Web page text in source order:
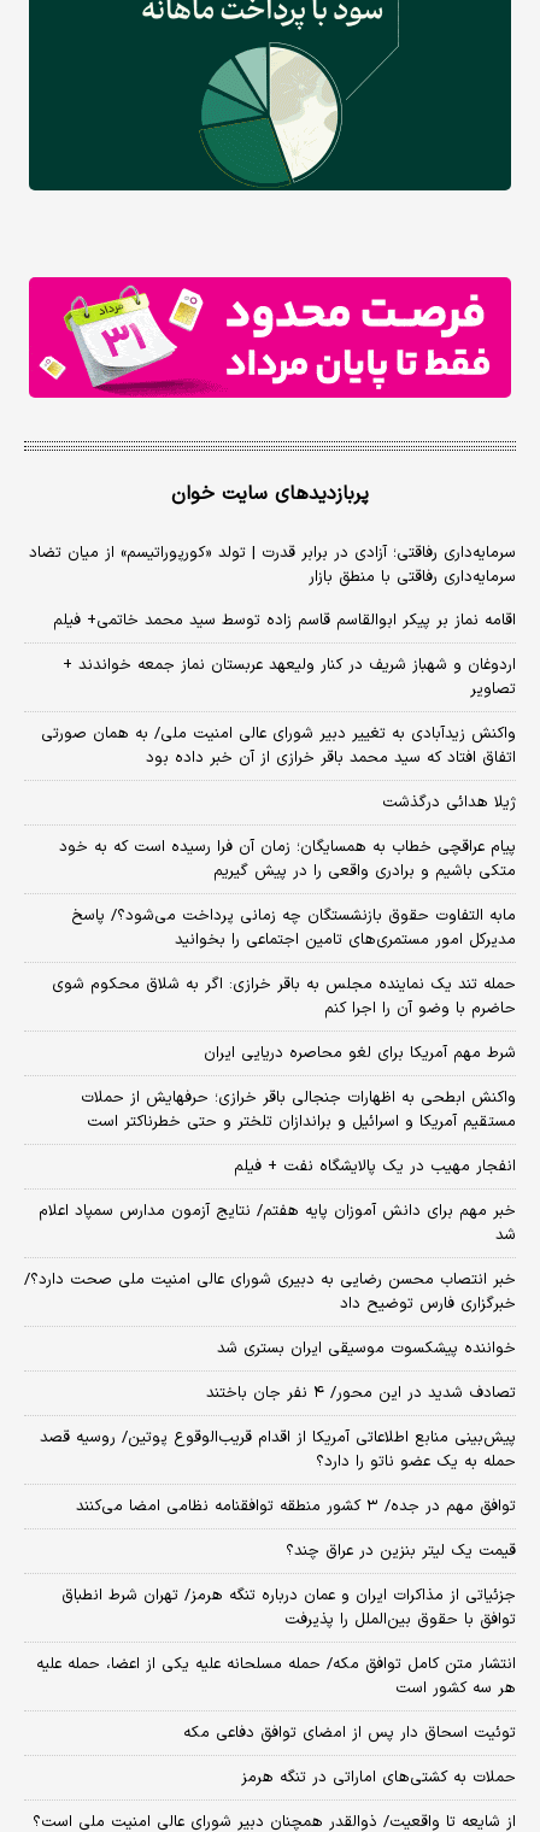
پربازدیدهای سایت خوان
سرمایه‌داری رفاقتی؛ آزادی در برابر قدرت | تولد «کورپوراتیسم» از میان تضاد
سرمایه‌داری رفاقتی با منطق بازار
اقامه نماز بر پیکر ابوالقاسم قاسم زاده توسط سید محمد خاتمی+ فیلم
اردوغان و شهباز شریف در کنار ولیعهد عربستان نماز جمعه خواندند +
تصاویر
واکنش زیدآبادی به تغییر دبیر شورای عالی امنیت ملی/ به همان صورتی
اتفاق افتاد که سید محمد باقر خرازی از آن خبر داده بود
ژیلا هدائی درگذشت
پیام عراقچی خطاب به همسایگان؛ زمان آن فرا رسیده است که به خود
متکی باشیم و برادری واقعی را در پیش گیریم
مابه التفاوت حقوق بازنشستگان چه زمانی پرداخت می‌شود؟/ پاسخ
مدیرکل امور مستمری‌های تامین اجتماعی را بخوانید
حمله تند یک نماینده مجلس به باقر خرازی: اگر به شلاق محکوم شوی
حاضرم با وضو آن را اجرا کنم
شرط مهم آمریکا برای لغو محاصره دریایی ایران
واکنش ابطحی به اظهارات جنجالی باقر خرازی؛ حرفهایش از حملات
مستقیم آمریکا و اسرائیل و براندازان تلختر و حتی خطرناکتر است
انفجار مهیب در یک پالایشگاه نفت + فیلم
خبر مهم برای دانش آموزان پایه هفتم/ نتایج آزمون مدارس سمپاد اعلام
شد
خبر انتصاب محسن رضایی به دبیری شورای عالی امنیت ملی صحت دارد؟/
خبرگزاری فارس توضیح داد
خواننده پیشکسوت موسیقی ایران بستری شد
تصادف شدید در این محور/ ۴ نفر جان باختند
پیش‌بینی منابع اطلاعاتی آمریکا از اقدام قریب‌الوقوع پوتین/ روسیه قصد
حمله به یک عضو ناتو را دارد؟
توافق مهم در جده/ ۳ کشور منطقه توافقنامه نظامی امضا می‌کنند
قیمت یک لیتر بنزین در عراق چند؟
جزئیاتی از مذاکرات ایران و عمان درباره تنگه هرمز/ تهران شرط انطباق
توافق با حقوق بین‌الملل را پذیرفت
انتشار متن کامل توافق مکه/ حمله مسلحانه علیه یکی از اعضا، حمله علیه
هر سه کشور است
توئیت اسحاق دار پس از امضای توافق دفاعی مکه
حملات به کشتی‌های اماراتی در تنگه هرمز
از شایعه تا واقعیت/ ذوالقدر همچنان دبیر شورای ‌عالی امنیت ملی است؟